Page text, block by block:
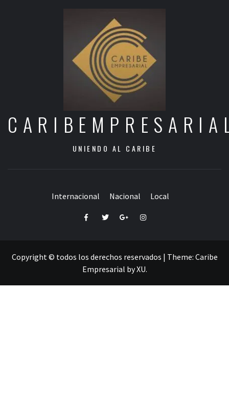
UNIENDO AL CARIBE
Internacional Nacional Local
FacebookTwitterGoogle+Instagram
Copyright © todos los derechos reservados | Theme: Caribe
Empresarial byXU.